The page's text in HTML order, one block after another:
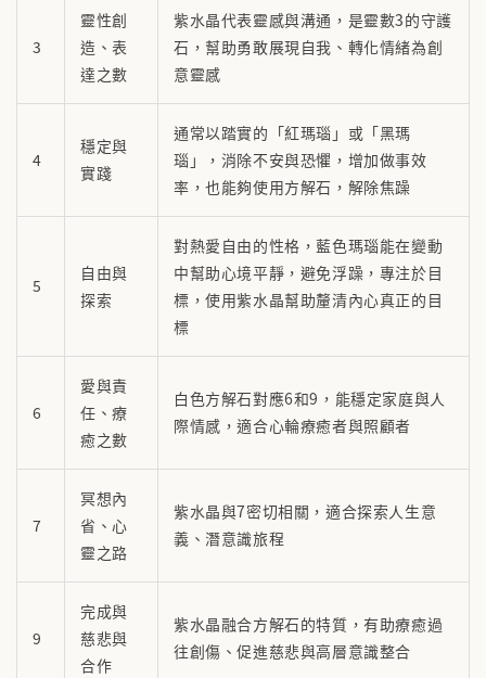
3
靈性創
造、表
達之數
紫水晶代表靈感與溝通，是靈數3的守護
石，幫助勇敢展現自我、轉化情緒為創
意靈感
4
穩定與
實踐
通常以踏實的「紅瑪瑙」或「黑瑪
瑙」，消除不安與恐懼，增加做事效
率，也能夠使用方解石，解除焦躁
5
自由與
探索
對熱愛自由的性格，藍色瑪瑙能在變動
中幫助心境平靜，避免浮躁，專注於目
標，使用紫水晶幫助釐清內心真正的目
標
6
愛與責
任、療
癒之數
白色方解石對應6和9，能穩定家庭與人
際情感，適合心輪療癒者與照顧者
7
冥想內
省、心
靈之路
紫水晶與7密切相關，適合探索人生意
義、潛意識旅程
9
完成與
慈悲與
合作
紫水晶融合方解石的特質，有助療癒過
往創傷、促進慈悲與高層意識整合